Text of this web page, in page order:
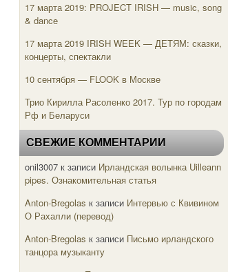
17 марта 2019: PROJECT IRISH — music, song
& dance
17 марта 2019 IRISH WEEK — ДЕТЯМ: сказки,
концерты, спектакли
10 сентября — FLOOK в Москве
Трио Кирилла Расоленко 2017. Тур по городам
Рф и Беларуси
СВЕЖИЕ КОММЕНТАРИИ
onil3007к записи Ирландская волынка Uilleann
pipes. Ознакомительная статья
Anton-Bregolas к записи Интервью с Квивином
О Рахалли (перевод)
Anton-Bregolas к записи Письмо ирландского
танцора музыканту